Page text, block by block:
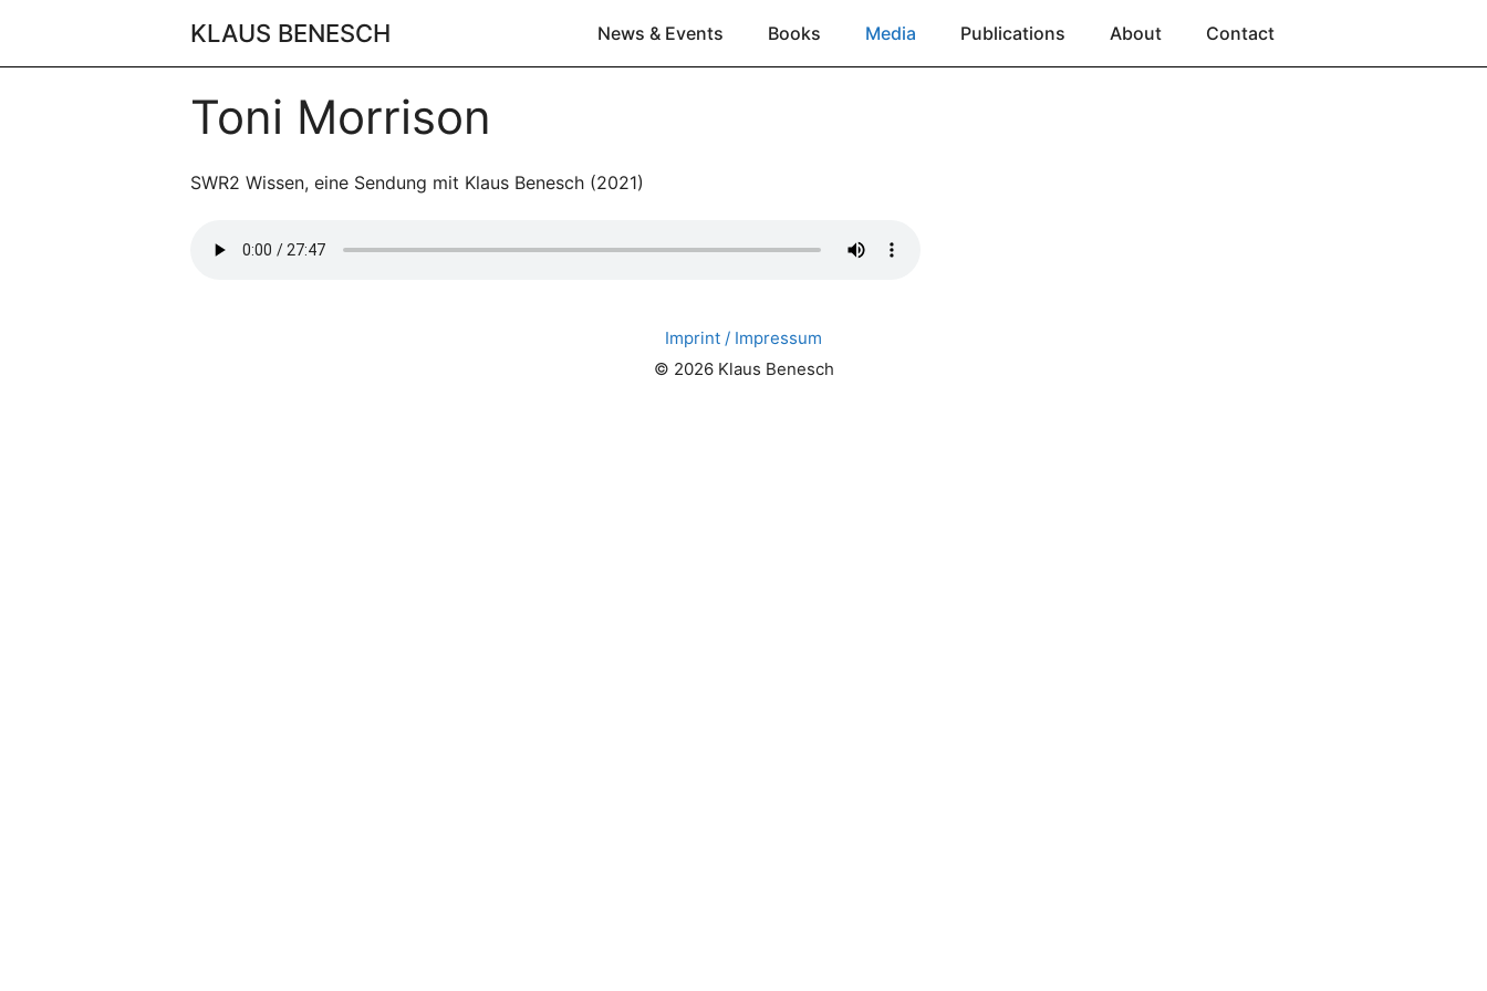
KLAUS BENESCH News & Events Books Media Publications About Contact
Toni Morrison
SWR2 Wissen, eine Sendung mit Klaus Benesch (2021)
Imprint / Impressum
© 2026 Klaus Benesch